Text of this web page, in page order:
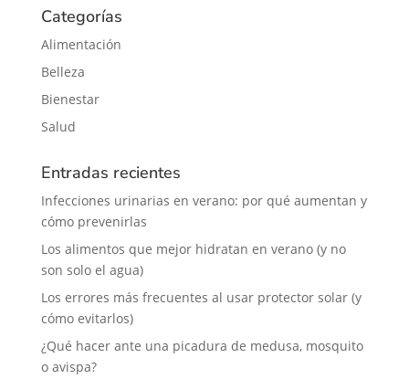
Categorías
Alimentación
Belleza
Bienestar
Salud
Entradas recientes
Infecciones urinarias en verano: por qué aumentan y
cómo prevenirlas
Los alimentos que mejor hidratan en verano (y no
son solo el agua)
Los errores más frecuentes al usar protector solar (y
cómo evitarlos)
¿Qué hacer ante una picadura de medusa, mosquito
o avispa?